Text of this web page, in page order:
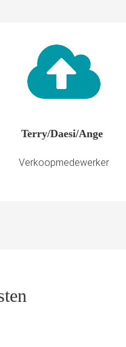
Terry/Daesi/Ange
Verkoopmedewerker